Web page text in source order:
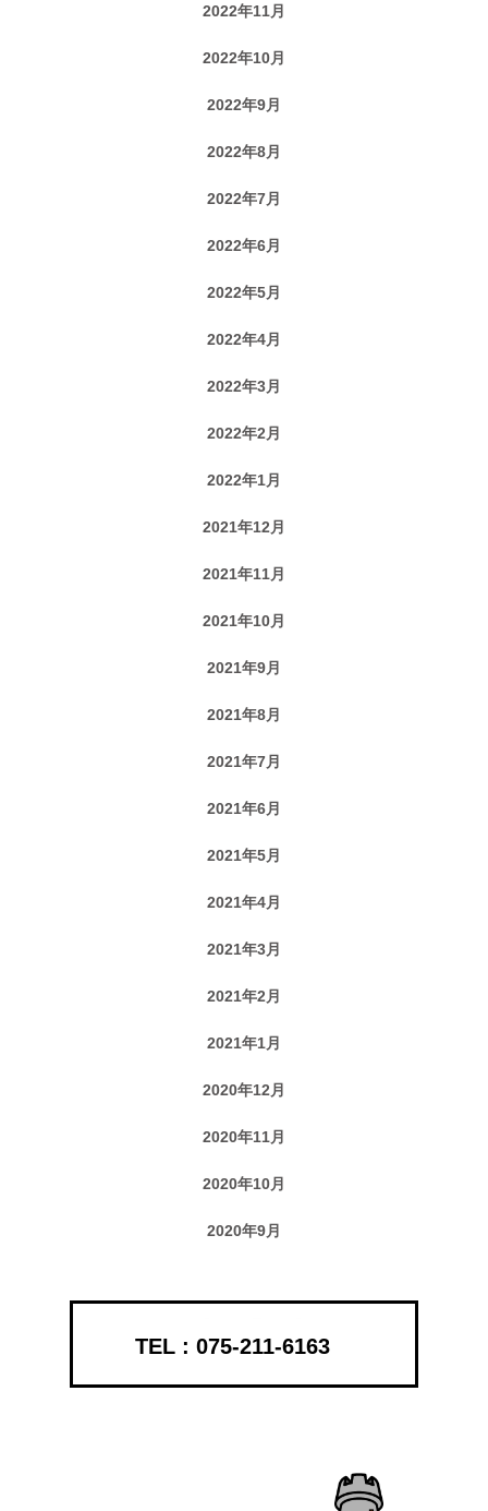
2022年11月
2022年10月
2022年9月
2022年8月
2022年7月
2022年6月
2022年5月
2022年4月
2022年3月
2022年2月
2022年1月
2021年12月
2021年11月
2021年10月
2021年9月
2021年8月
2021年7月
2021年6月
2021年5月
2021年4月
2021年3月
2021年2月
2021年1月
2020年12月
2020年11月
2020年10月
2020年9月
075-211-6163